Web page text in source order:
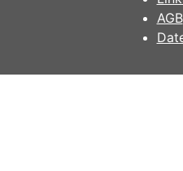
AGB